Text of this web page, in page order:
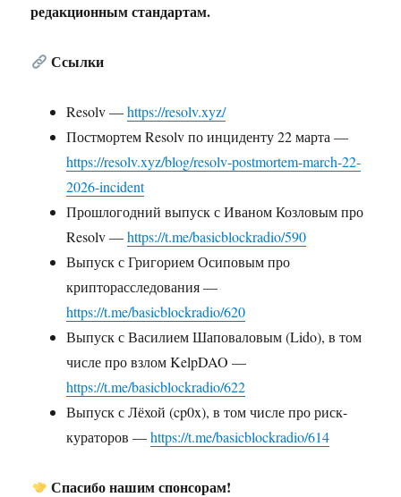
редакционным стандартам.
Ссылки
Resolv —https://resolv.xyz/
Постмортем Resolv по инциденту 22 марта —
https://resolv.xyz/blog/resolv-postmortem-march-22-
2026-incident
Прошлогодний выпуск с Иваном Козловым про
Resolv —https://t.me/basicblockradio/590
Выпуск с Григорием Осиповым про
крипторасследования —
https://t.me/basicblockradio/620
Выпуск с Василием Шаповаловым (Lido), в том
числе про взлом KelpDAO —
https://t.me/basicblockradio/622
Выпуск с Лёхой (cp0x), в том числе про риск-
кураторов —https://t.me/basicblockradio/614
Спасибо нашим спонсорам!